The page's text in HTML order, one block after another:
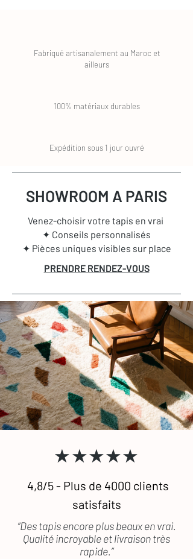
Fabriqué artisanalement au Maroc et
ailleurs
100% matériaux durables
Expédition sous 1 jour ouvré
SHOWROOM A PARIS
Venez-choisir votre tapis en vrai
✦ Conseils personnalisés
✦ Pièces uniques visibles sur place
PRENDRE RENDEZ-VOUS
★★★★★
4,8/5 - Plus de 4000 clients
satisfaits
“Des tapis encore plus beaux en vrai.
Qualité incroyable et livraison très
rapide.”